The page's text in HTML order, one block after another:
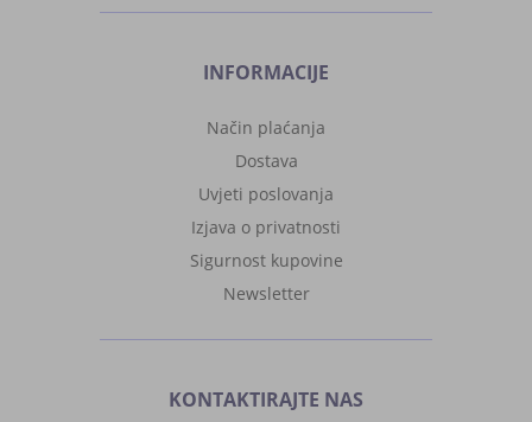
INFORMACIJE
Način plaćanja
Dostava
Uvjeti poslovanja
Izjava o privatnosti
Sigurnost kupovine
Newsletter
KONTAKTIRAJTE NAS